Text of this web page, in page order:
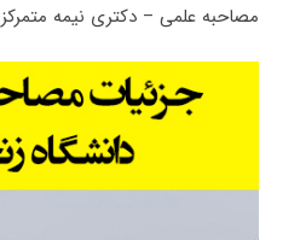
مصاحبه علمی – دکتری نیمه متمرکز